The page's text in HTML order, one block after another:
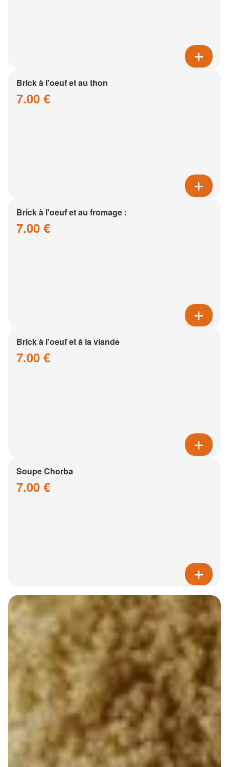
Brick à l'oeuf et au thon
7.00 €
Brick à l'oeuf et au fromage :
7.00 €
Brick à l'oeuf et à la viande
7.00 €
Soupe Chorba
7.00 €